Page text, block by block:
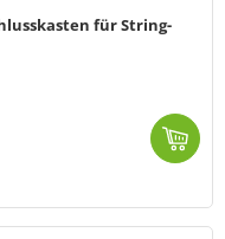
für String-